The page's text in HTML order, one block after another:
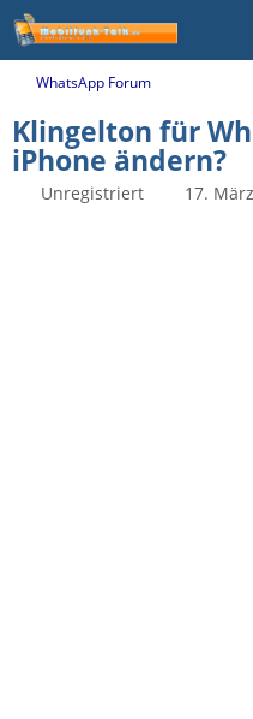
WhatsApp Forum
Klingelton für
iPhone ändern?
Unregistriert 17.